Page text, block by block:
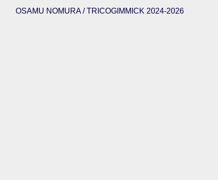
OSAMU NOMURA / TRICOGIMMICK 2024-2026